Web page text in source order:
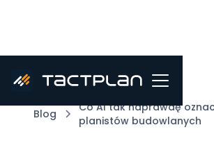
Blog
Co AI tak naprawdę
planistów budowlanych